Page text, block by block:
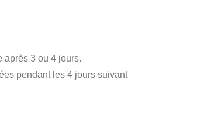
après 3 ou 4 jours.
pendant les 4 jours suivant